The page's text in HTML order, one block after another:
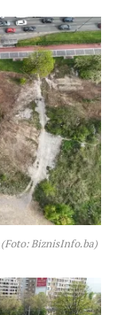
BiznisInfo.ba)